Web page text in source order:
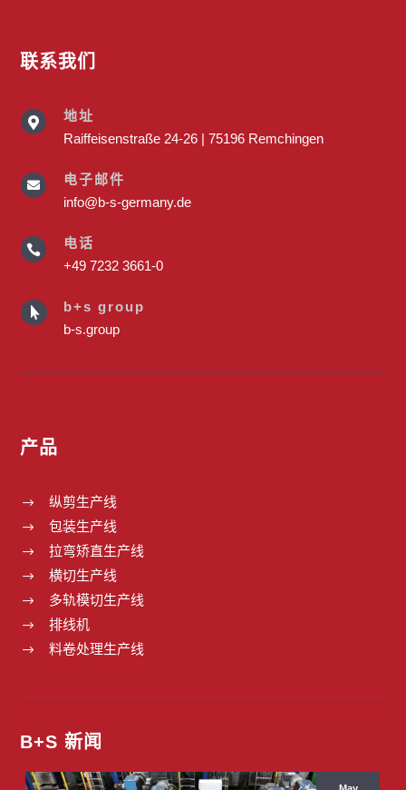
联系我们

地址
Raiffeisenstraße 24-26 | 75196 Remchingen

电子邮件
info@b-s-germany.de

电话
+49 7232 3661-0

b+s group
b-s.group
产品
$ 纵剪生产线
$ 包装生产线
$ 拉弯矫直生产线
$ 横切生产线
$ 多轨模切生产线
$ 排线机
$ 料卷处理生产线
B+S 新闻
May